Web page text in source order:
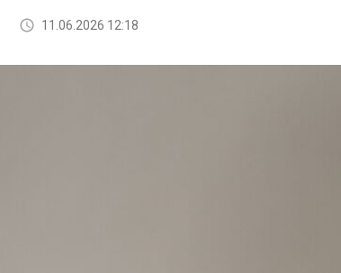
11.06.2026 12:18